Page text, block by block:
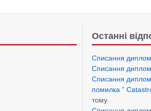
Останні
Списання
Списання
Списання
помилка ”
тому